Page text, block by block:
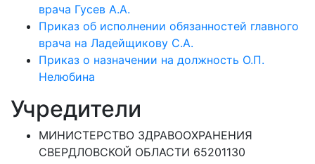
врача Гусев А.А.
Приказ об исполнении обязанностей главного
врача на Ладейщикову С.А.
Приказ о назначении на должность О.П.
Нелюбина
Учредители
МИНИСТЕРСТВО ЗДРАВООХРАНЕНИЯ
СВЕРДЛОВСКОЙ ОБЛАСТИ 65201130